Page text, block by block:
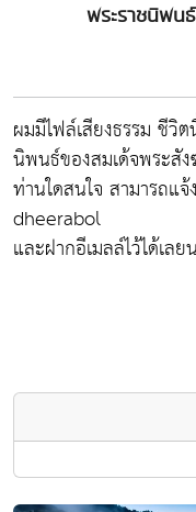
พระราชนิพ
ผมมีไฟล์เสียงธรรม ชี
นิพนธ์ของสมเด้จพระสั
ท่านใดสนใจ สามารถแ
dheerabol
และฝากอีเมลล์ไว้ได้เ